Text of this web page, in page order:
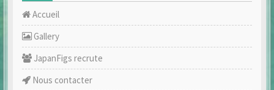
Accueil
Gallery
JapanFigs recrute
Nous contacter